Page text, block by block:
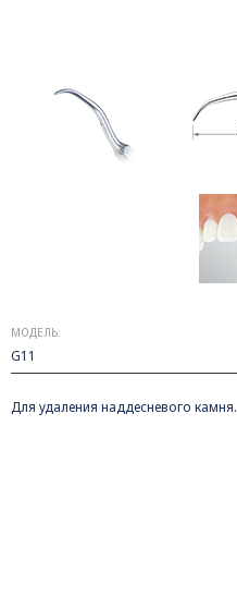
МОДЕЛЬ:
G11
Для удаления наддесневого камня.